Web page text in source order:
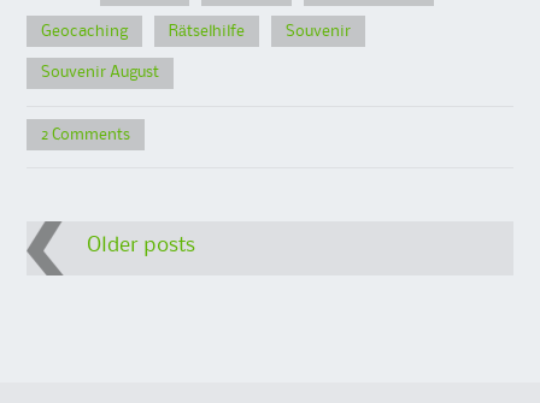
Geocaching Rätselhilfe Souvenir
Souvenir August
2 Comments
PostOlder posts